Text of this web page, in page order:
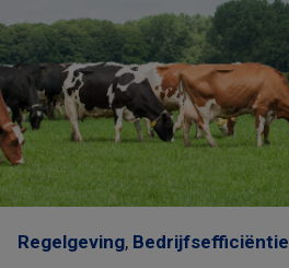
Regelgeving, Bedrijfsefficiëntie